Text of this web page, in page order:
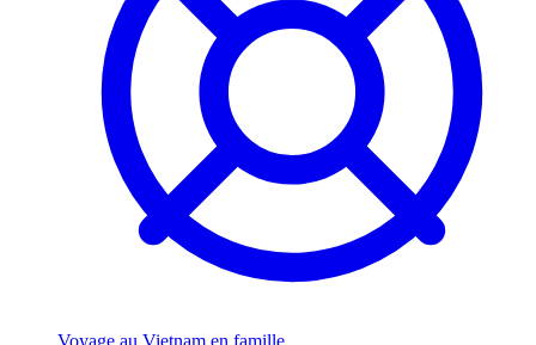
Voyage au Vietnam en famille